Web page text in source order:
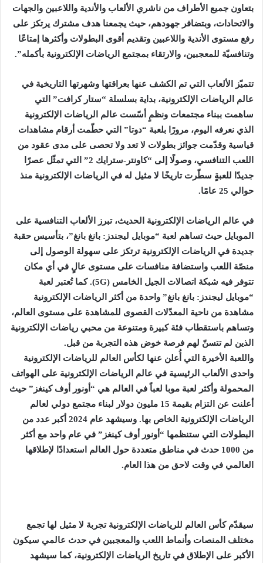
بتعاون جميع الأطراف من ناشري الألعاب والأندية واللاعبين والجهات
والاتحادات، وبتضافر جهودهم، حيث يجمعنا هدف مشترك يرتكز على
رفع مستوى الأندية واللاعبين وتقديم أقوى البطولات وأكثرها إمتاعًا
وتنافسيّة للمعجبين، والارتقاء بمجتمع الرياضات الإلكترونية بأكمله”.
تتميّز الألعاب التي تم الكشف عنها بعراقتها وشهرتها التاريخية في
عالم الرياضات الإلكترونية، بداية بسلسلة “ستار كرافت” التي
ساهمت ببناء مجتمعات ونظمٍ أسّست عالم الرياضات الإلكترونية
الذي نعرفه اليوم، مرورًا بلعبة “دوتا” التي حطّمت أرقام مشاهدات
قياسية وقدّمت جوائز بطولات لا تعد ولا تحصى على مدى عقود من
اللعب التنافسي، وصولًا إلى “كاونتر-سترايك 2” التي تمثّل عصرًا
جديدًا للعبةٍ سطّرت تاريخًا لا مثيل له في الرياضات الإلكترونية منذ
حوالي 25 عامًا.
في عالم الرياضات الإلكترونية الحديث، تبرز الألعاب التنافسية على
الموبايل حيث تساهم لعبة “موبايل ليجندز: بانغ بانغ”، بتأسيس حقبة
جديدة في الرياضات الإلكترونية ترتكز على سهولة الوصول إلى
منصّة اللعب واستضافة منافسات على مستوى عالٍ في أي مكان
تتوفر فيه شبكة اتصالات الجيل الخامس (5G). كما تُعتبر لعبة
“موبايل ليجندز: بانغ بانغ” واحدة من أكثر الرياضات الإلكترونية
مشاهدة من ناحية المعدّلات القصوى للمشاهدة على مستوى العالم،
وتساهم باستقطاب فئة كبيرة ومتنوعة من محبي رياضات الإلكترونية
الذين لم تتسنّ لهم فرصة خوض هذه التجربة من قبل.
واللعبة الأخيرة التي أُعلن عنها لكأس العالم للرياضات الإلكترونية
واحدى الألعاب الرئيسية في عالم الرياضات الإلكترونية على الهواتف
المحمولة وأكثر لعبة موبا لعباً في العالم هي “أونور أوف كينغز” حيث
أعلنت عن التزام بقيمة 15 مليون دولار لبناء مجتمع دولي لعالم
الرياضات الإلكترونية الخاص بها. وسيشهد عام 2024 أكبر عدد من
البطولات التي ستنظمها “أونور أوف كينغز” في عام واحد مع أكثر
من 1000 حدث في مناطق متعددة حول العالم استعدادًا لإطلاقها
العالمي في وقت لاحق من هذا العام.
سيقدّم كأس العالم للرياضات الإلكترونية تجربة لا مثيل لها تجمع
مختلف المنصات وأنماط اللعب والمعجبين في حدث عالمي سيكون
الأكبر على الإطلاق في تاريخ الرياضات الإلكترونية، كما سيشهد